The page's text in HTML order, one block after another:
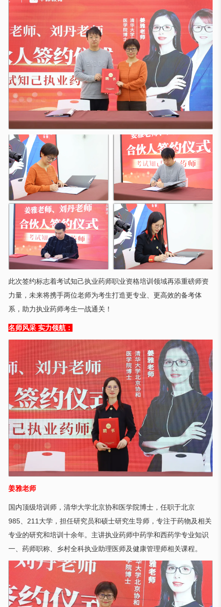
此次签约标志着考试知己执业药师职业资格培训领域再添重磅师资
力量，未来将携手两位老师为考生打造更专业、更高效的备考体
系，助力执业药师考生一战通关！
名师风采 实力领航：
姜雅老师
国内顶级培训师，清华大学北京协和医学院博士，任职于北京
985、211大学，担任研究员和硕士研究生导师，专注于药物及相关
专业的研究和培训十余年。主讲执业药师中药学和西药学专业知识
一、药师职称、乡村全科执业助理医师及健康管理师相关课程。